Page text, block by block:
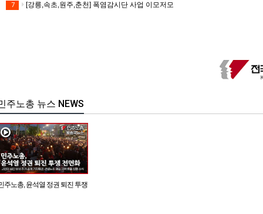
7 [강릉,속초,원주,춘천] 폭염감시단 사업 이모저모
주노총 뉴스 NEWS
주노총, 윤석열 정권 퇴진 투쟁